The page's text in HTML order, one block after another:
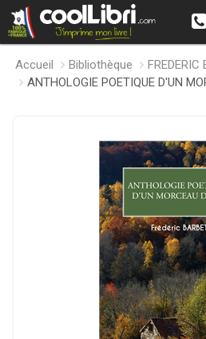
Accueil Bibliothèque
FREDERIC
ANTHOLOGIE POETIQUE D'UN